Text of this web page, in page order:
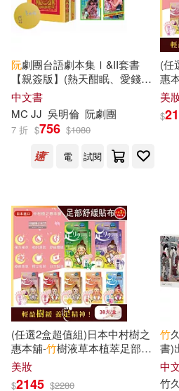
三河ごーすと(9)
佐木かやの(9) 勒瑞
又吉直樹(9) 吳明倫
孟德會(9)
有鷹ゆずと(9)
朱莉亞．孔蒂(9) 李
樺澤紫苑(9)
王啟恩
上海書店出版社(34)
中國少年兒童出版社(34)
國立臺灣大學出版中心(34)
威向(34) 尚儀數位學
新世界出版社(34)
湖南科學技術出版社(34)
玉山社(34) 相信音樂
風潮音樂(34)
阮劇團台語劇本集Ⅰ&II套書
【親簽版】(熱天酣眠、愛錢A
恰恰、十殿)
中文書
MC JJ 吳明倫 阮劇團
7 折 $756 $1080
電
試閱
(任
惠
盈
腿
貼
美
$
(任選2盒超值組)日本中村樹之
惠本舖-竹樹液草本植萃足部輕
盈舒緩貼布30入/盒(放鬆舒壓
腿部貼片,溫熱感緩解疲勞足底
美妝
$2145 $2280
竹
書)
布
中
竹